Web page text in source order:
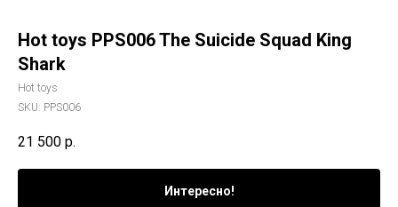
Hot toys PPS006 The Suicide Squad King
Shark
Hot toys
SKU: PPS006
21 500 р.
Интересно!